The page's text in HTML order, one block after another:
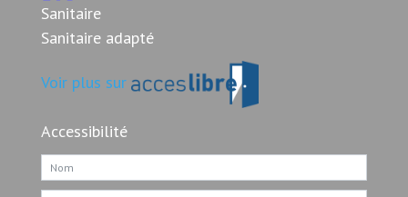
Sanitaire
Sanitaire adapté
Voir plus sur
Accessibilité